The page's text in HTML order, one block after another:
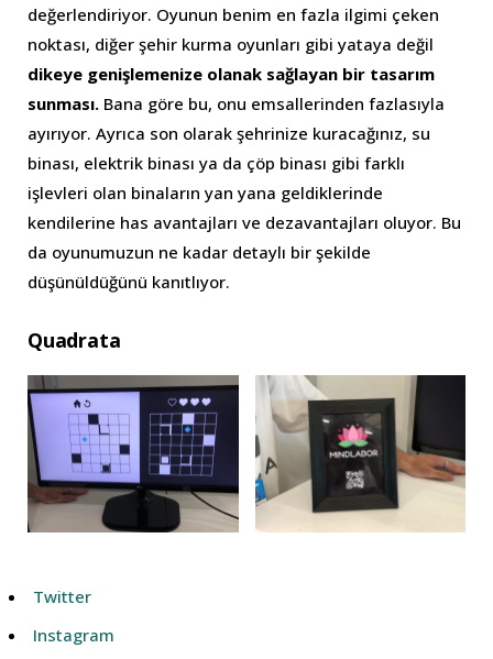
değerlendiriyor. Oyunun benim en fazla ilgimi çeken
noktası, diğer şehir kurma oyunları gibi yataya değil
dikeye genişlemenize olanak sağlayan bir tasarım
sunması. Bana göre bu, onu emsallerinden fazlasıyla
ayırıyor. Ayrıca son olarak şehrinize kuracağınız, su
binası, elektrik binası ya da çöp binası gibi farklı
işlevleri olan binaların yan yana geldiklerinde
kendilerine has avantajları ve dezavantajları oluyor. Bu
da oyunumuzun ne kadar detaylı bir şekilde
düşünüldüğünü kanıtlıyor.
Quadrata
Twitter
Instagram